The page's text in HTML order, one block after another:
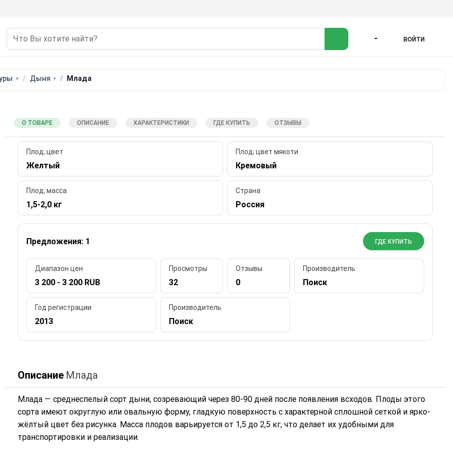
ВОЙТИ
Дыня Млада
О ТОВАРЕ ОПИСАНИЕ ХАРАКТЕРИСТИКИ ГДЕ КУПИТЬ ОТЗЫВЫ
Плод; цвет
Желтый
Плод; цвет мякоти
Кремовый
Плод; масса
1,5-2,0 кг
Страна
Россия
Предложения: 1 ГДЕ КУПИТЬ
Диапазон цен
3 200 - 3 200 RUB
Просмотры
32
Отзывы
0
Производитель
Поиск
Год регистрации
2013
Производитель
Поиск
Описание Млада
Млада — среднеспелый сорт дыни, созревающий через 80-90 дней после появления всходов. Плоды этого
сорта имеют округлую или овальную форму, гладкую поверхность с характерной сплошной сеткой и ярко-
жёлтый цвет без рисунка. Масса плодов варьируется от 1,5 до 2,5 кг, что делает их удобными для
транспортировки и реализации.